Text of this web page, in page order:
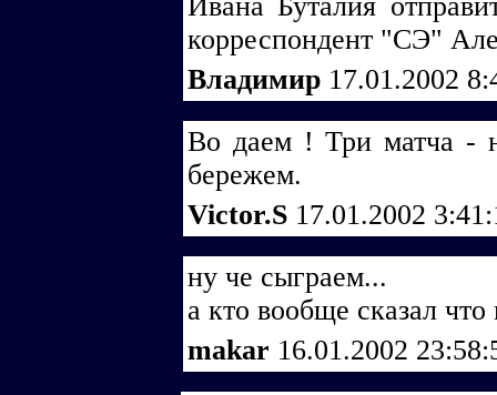
корреспондент "СЭ"
Владимир 17.01.2002
Во даем ! Три матча -
бережем.
Victor.S 17.01.2002
ну че сыграем...
а кто вообще сказал
makar 16.01.2002